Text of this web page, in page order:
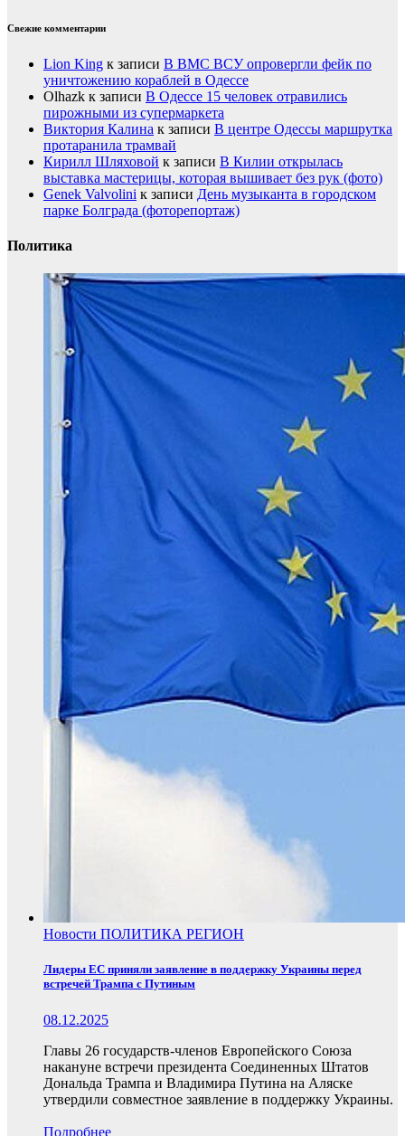
Свежие комментарии
Lion King к записи В ВМС ВСУ опровергли фейк по
уничтожению кораблей в Одессе
Olhazk к записи В Одессе 15 человек отравились
пирожными из супермаркета
Виктория Калина к записи В центре Одессы маршрутка
протаранила трамвай
Кирилл Шляховой к записи В Килии открылась
выставка мастерицы, которая вышивает без рук (фото)
Genek Valvolini к записи День музыканта в городском
парке Болграда (фоторепортаж)
Политика
Новости ПОЛИТИКА РЕГИОН
Лидеры ЕС приняли заявление в поддержку Украины перед
встречей Трампа с Путиным
08.12.2025
Главы 26 государств-членов Европейского Союза
накануне встречи президента Соединенных Штатов
Дональда Трампа и Владимира Путина на Аляске
утвердили совместное заявление в поддержку Украины.
Подробнее